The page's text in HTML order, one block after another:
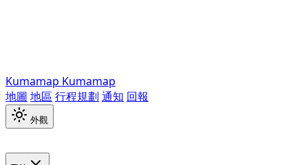
Kumamap Kumamap
地圖 地區 行程規劃 通知 回報
外觀